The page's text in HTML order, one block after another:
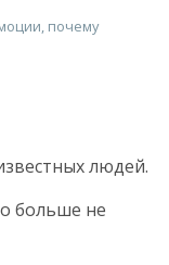
почему
людей.
больше не